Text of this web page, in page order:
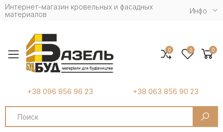
Интернет-магазин кровельных и фасадных
материалов
Инфо
Toggle mobile menu
+38 096 856 96 23 +38 063 856 90 23
Search
0 0 0